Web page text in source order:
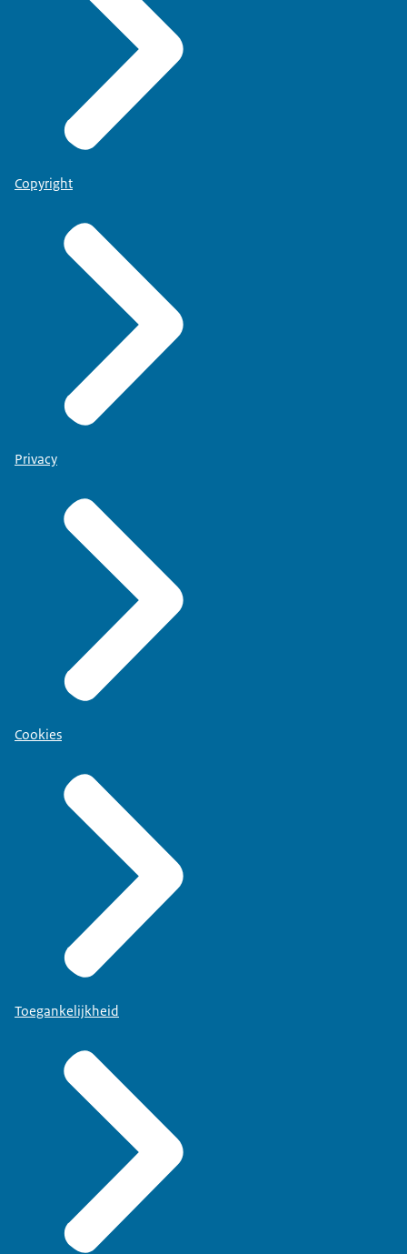
Copyright
Privacy
Cookies
Toegankelijkheid